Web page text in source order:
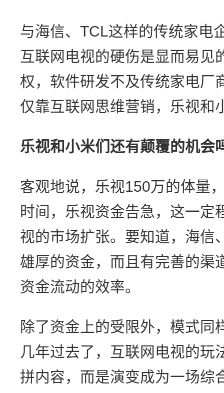
与海信、TCL这样的传统家电
互联网电视的硬伤是显而易见
权，软件研发不及传统家电厂
仅靠互联网思维营销，乐视和
乐视和小米们还有颠覆的机会
客观地说，乐视150万的体量
时间，乐视资金告急，这一定
视的市场扩张。要知道，海信
雄厚的资金，而且有完善的渠
资金流动的效率。
除了资金上的受限外，模式同
几年过去了，互联网电视的玩
拼内容，而是演变成为一场综